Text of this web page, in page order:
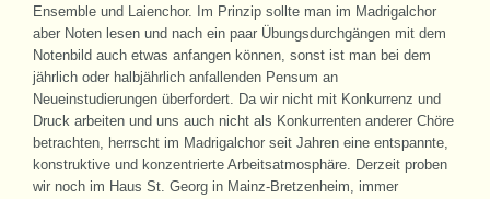
Ensemble und Laienchor. Im Prinzip sollte man im Madrigalchor
aber Noten lesen und nach ein paar Übungsdurchgängen mit dem
Notenbild auch etwas anfangen können, sonst ist man bei dem
jährlich oder halbjährlich anfallenden Pensum an
Neueinstudierungen überfordert. Da wir nicht mit Konkurrenz und
Druck arbeiten und uns auch nicht als Konkurrenten anderer Chöre
betrachten, herrscht im Madrigalchor seit Jahren eine entspannte,
konstruktive und konzentrierte Arbeitsatmosphäre. Derzeit proben
wir noch im Haus St. Georg in Mainz-Bretzenheim, immer